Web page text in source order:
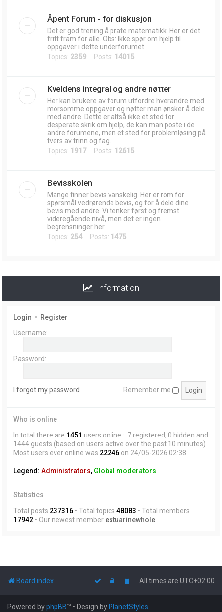
Åpent Forum - for diskusjon
Det er god trening å prate matematikk. Her er det
fritt fram for alle. Obs: Ikke spør om hjelp til
oppgaver i dette underforumet.
Topics: 2359 Posts: 14015
Kveldens integral og andre nøtter
Her kan brukere av forum utfordre hverandre med
morsomme oppgaver og nøtter man ønsker å dele
med andre. Dette er altså ikke et sted for
desperate skrik om hjelp, de kan man poste i de
andre forumene, men et sted for problemløsing på
tvers av trinn og fag.
Topics: 1917Posts: 12615
Bevisskolen
Mange finner bevis vanskelig. Her er rom for
spørsmål vedrørende bevis, og for å dele dine
bevis med andre. Vi tenker først og fremst
videregående nivå, men det er ingen
begrensninger her.
Topics: 254 Posts: 1475
Information
Login • Register
Username:
Password:
I forgot my password Remember me
Who is online
In total there are 1451 users online :: 7 registered, 0 hidden and
1444 guests (based on users active over the past 10 minutes)
Most users ever online was 22246 on 24/05-2026 02:38
Legend: Administrators, Global moderators
Statistics
Total posts 237316 • Total topics 48083 • Total members
17942 • Our newest member estuarinewhole
Board index All times are UTC+02:00
Powered byphpBB™ • Design by PlanetStyles